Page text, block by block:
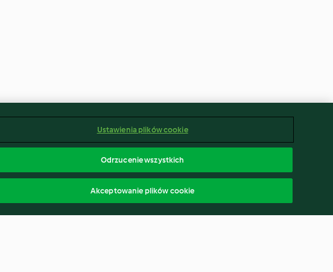
Ustawienia plików cookie
Odrzucenie wszystkich
Akceptowanie plików cookie